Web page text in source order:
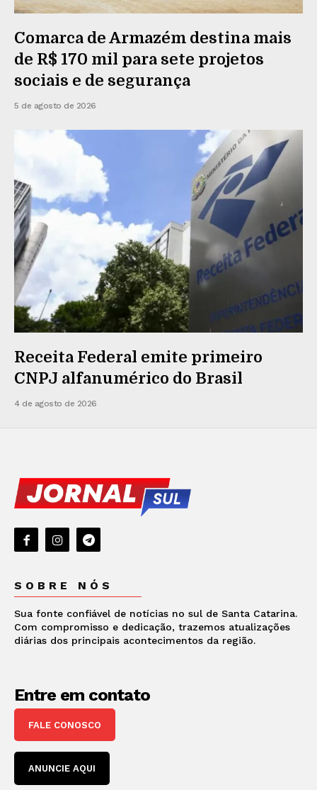
Comarca de Armazém destina mais
de R$ 170 mil para sete projetos
sociais e de segurança
5 de agosto de 2026
Receita Federal emite primeiro
CNPJ alfanumérico do Brasil
4 de agosto de 2026
SOBRE NÓS
Sua fonte confiável de notícias no sul de Santa Catarina.
Com compromisso e dedicação, trazemos atualizações
diárias dos principais acontecimentos da região.
Entre em contato
FALE CONOSCO
ANUNCIE AQUI